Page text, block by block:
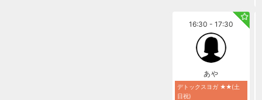
16:30 - 17:30
あや
デトックスヨガ ★★(土
日祝)